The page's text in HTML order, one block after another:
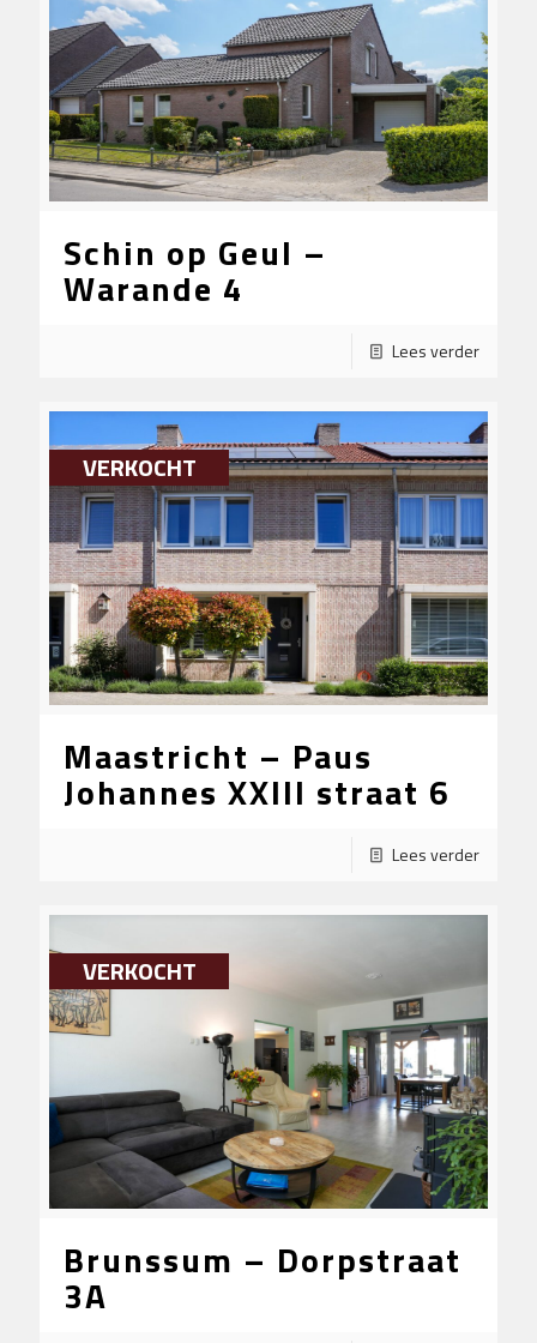
Schin op Geul –
Warande 4
Lees verder
VERKOCHT
Maastricht – Paus
Johannes XXIII straat 6
Lees verder
VERKOCHT
Brunssum – Dorpstraat
3A